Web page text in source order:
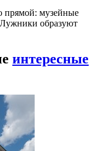
прямой: музейные
образуют
интересные